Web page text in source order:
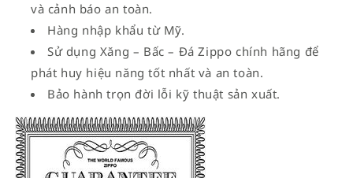
và cảnh báo an toàn.
Hàng nhập khẩu từ Mỹ.
Sử dụng Xăng – Bấc – Đá Zippo chính hãng để
phát huy hiệu năng tốt nhất và an toàn.
Bảo hành trọn đời lỗi kỹ thuật sản xuất.